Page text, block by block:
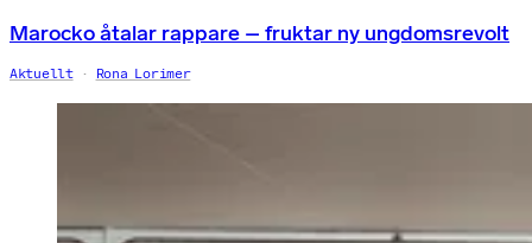
Marocko åtalar rappare – fruktar ny ungdomsrevolt
Aktuellt Rona Lorimer